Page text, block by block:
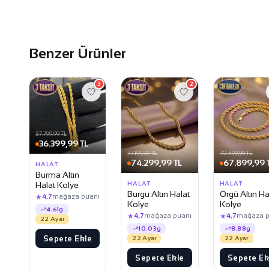
Benzer Ürünler
37.799,99 TL
36.399,99 TL
3
HALAT
Burma Altın
Halat Kolye
★4,7mağaza puanı
4.61g
22 Ayar
Sepete Ekle
77.199,99 TL
74.299,99 TL
2
HALAT
Burgu Altın Halat
Kolye
★4,7mağaza puanı
10.03g
22 Ayar
Sepete Ekle
70.499,99 TL
67.899,99
HALAT
Örgü Altın
Kolye
★4,7mağaza
8.88g
22 Ayar
Sepete